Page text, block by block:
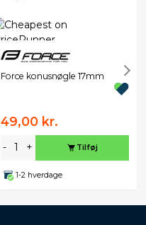
Force konusnøgle 17mm
49,00 kr.
- + Tilføj
1-2 hverdage